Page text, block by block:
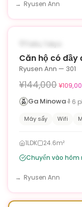
Ryusen Ann
‹
Căn hộ có đầy
Ryusen Ann — 301
¥144,000
Ga Minowa
6
Máy sấy Wifi
1LDK
24.6m²
Chuyển vào hôm
Ryusen Ann
‹